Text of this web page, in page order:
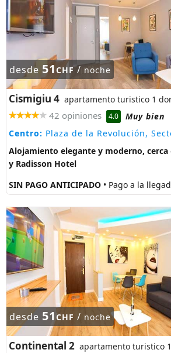
desde 51CHF/ noche
Cismigiu 4 apartamento turistico 1
42 opiniones 4.0
Muy bien
Centro: Plaza de la Revolución,
Alojamiento elegante y moderno, cerca
y Radisson Hotel
SIN PAGO ANTICIPADO • Pago a la
desde 51CHF / noche
Continental 2 apartamento turistico